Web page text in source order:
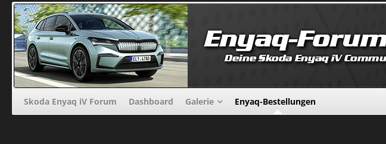
Skoda Enyaq iV Forum Dashboard Galerie Enyaq-Bestellungen